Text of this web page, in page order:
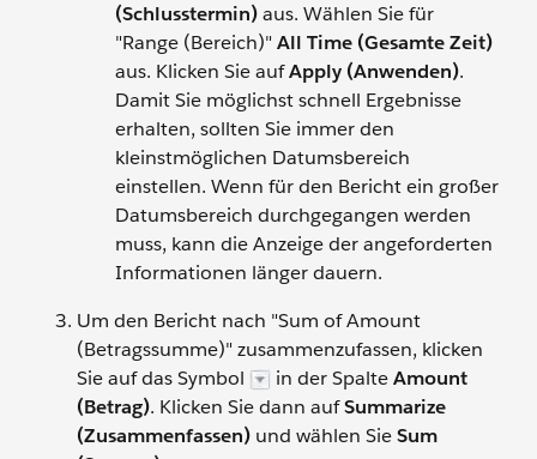
(Schlusstermin)aus. Wählen Sie für
"Range (Bereich)"All Time (Gesamte Zeit)
aus. Klicken Sie aufApply (Anwenden).
Damit Sie möglichst schnell Ergebnisse
erhalten, sollten Sie immer den
kleinstmöglichen Datumsbereich
einstellen. Wenn für den Bericht ein großer
Datumsbereich durchgegangen werden
muss, kann die Anzeige der angeforderten
Informationen länger dauern.
Um den Bericht nach "Sum of Amount
(Betragssumme)" zusammenzufassen, klicken
Sie auf das Symbol
in der SpalteAmount
(Betrag). Klicken Sie dann aufSummarize
(Zusammenfassen) und wählen SieSum